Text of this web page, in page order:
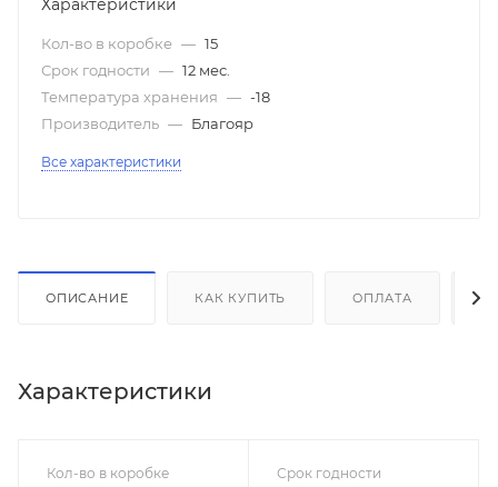
Характеристики
Кол-во в коробке — 15
Срок годности — 12 мес.
Температура хранения — -18
Производитель — Благояр
Все характеристики
ОПИСАНИЕ КАК КУПИТЬ ОПЛАТА
Характеристики
Кол-во в коробке Срок годности